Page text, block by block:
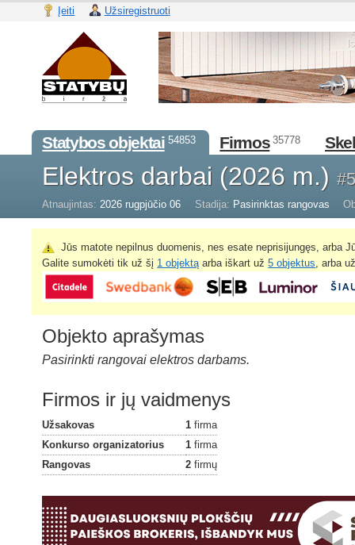
Įeiti Užsiregistruoti
Statybos objektai 54853 Firmos 35778
Elektros darbai (2026 m.)
Atnaujintas: 2026 rugpjūčio 06 Stadija: Pasirinktas rangovas
Jūs matote nepilnus duomenis, nes esate neprisijungęs, arba
Galite sumokėti tik už šį 1 objektą arba iškart už5 objektus , arba
Objekto aprašymas
Pasirinkti rangovai elektros darbams.
Firmos ir jų vaidmenys
Užsakovas 1 firma
Konkurso organizatorius
1 firma
Rangovas
2 firmų